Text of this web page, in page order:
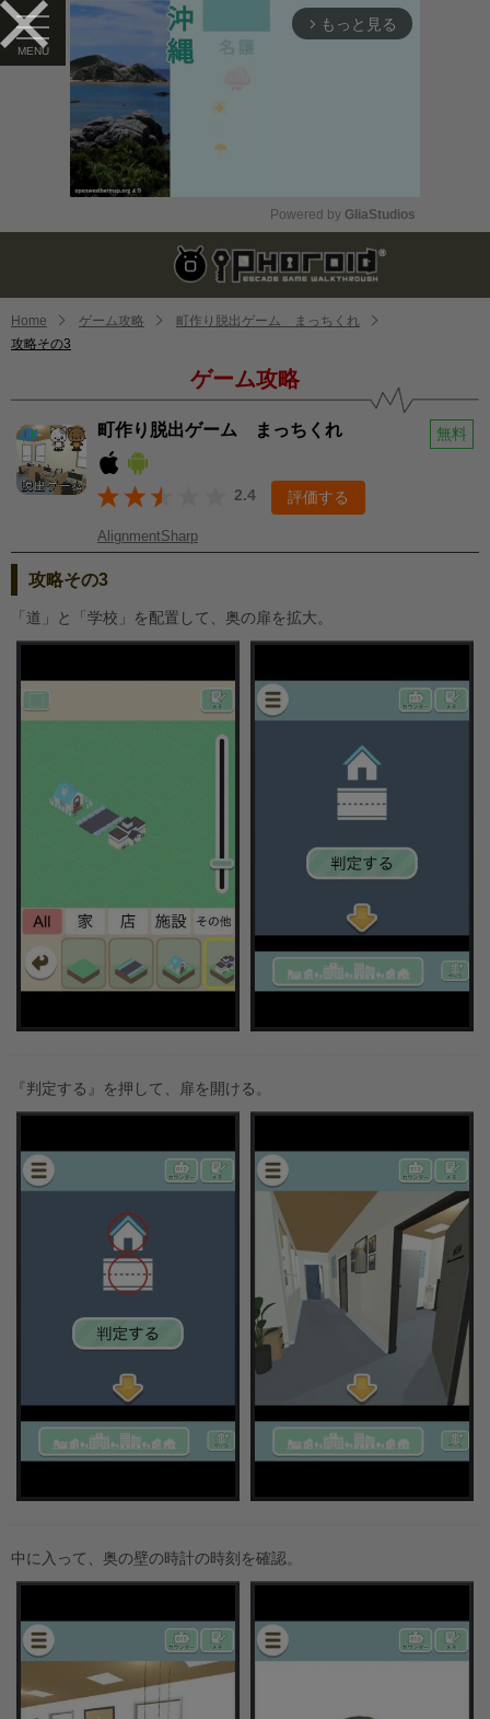
arrow_forward_ios もっと見る
Mute
Powered by GliaStudios
Home ゲーム攻略
町作り脱出ゲーム まっちくれ
攻略その3
ゲーム攻略
町作り脱出ゲーム まっちくれ 無料
2.4 評価する
AlignmentSharp
攻略その3
「道」と「学校」を配置して、奥の扉を拡大。
『判定する』を押して、扉を開ける。
中に入って、奥の壁の時計の時刻を確認。